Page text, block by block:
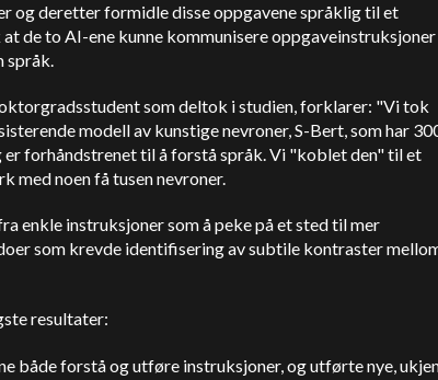
og deretter formidle disse oppgavene språklig til et
de to AI-ene kunne kommunisere oppgaveinstruksjoner
språk.
som deltok i studien, forklarer: "Vi tok
modell av kunstige nevroner, S-Bert, som har
er forhåndstrenet til å forstå språk. Vi "koblet den" til et
med noen få tusen nevroner.
enkle instruksjoner som å peke på et sted til mer
som krevde identifisering av subtile kontraster
resultater:
både forstå og utføre instruksjoner, og utførte nye,